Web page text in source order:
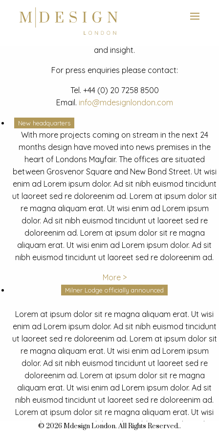
News
Latest mdesign development project and advisory news
and insight.
For press enquiries please contact:
Tel. +44 (0) 20 7258 8500
Email. info@mdesignlondon.com
New headquarters
With more projects coming on stream in the next 24
months design have moved into news premises in the
heart of Londons Mayfair. The offices are situated
between Grosvenor Square and New Bond Street. Ut wisi
enim ad Lorem ipsum dolor. Ad sit nibh euismod tincidunt
ut laoreet sed re doloreenim ad. Lorem at ipsum dolor sit
re magna aliquam erat. Ut wisi enim ad Lorem ipsum
dolor. Ad sit nibh euismod tincidunt ut laoreet sed re
doloreenim ad. Lorem at ipsum dolor sit re magna
aliquam erat. Ut wisi enim ad Lorem ipsum dolor. Ad sit
nibh euismod tincidunt ut laoreet sed re doloreenim ad.
More >
Milner Lodge officially announced
Lorem at ipsum dolor sit re magna aliquam erat. Ut wisi
enim ad Lorem ipsum dolor. Ad sit nibh euismod tincidunt
ut laoreet sed re doloreenim ad. Lorem at ipsum dolor sit
re magna aliquam erat. Ut wisi enim ad Lorem ipsum
dolor. Ad sit nibh euismod tincidunt ut laoreet sed re
doloreenim ad. Lorem at ipsum dolor sit re magna
aliquam erat. Ut wisi enim ad Lorem ipsum dolor. Ad sit
nibh euismod tincidunt ut laoreet sed re doloreenim ad.
Lorem at ipsum dolor sit re magna aliquam erat. Ut wisi
enim ad Lorem ipsum dolor. Ad sit nibh euismod tincidunt
© 2026 Mdesign London. All Rights Reserved..